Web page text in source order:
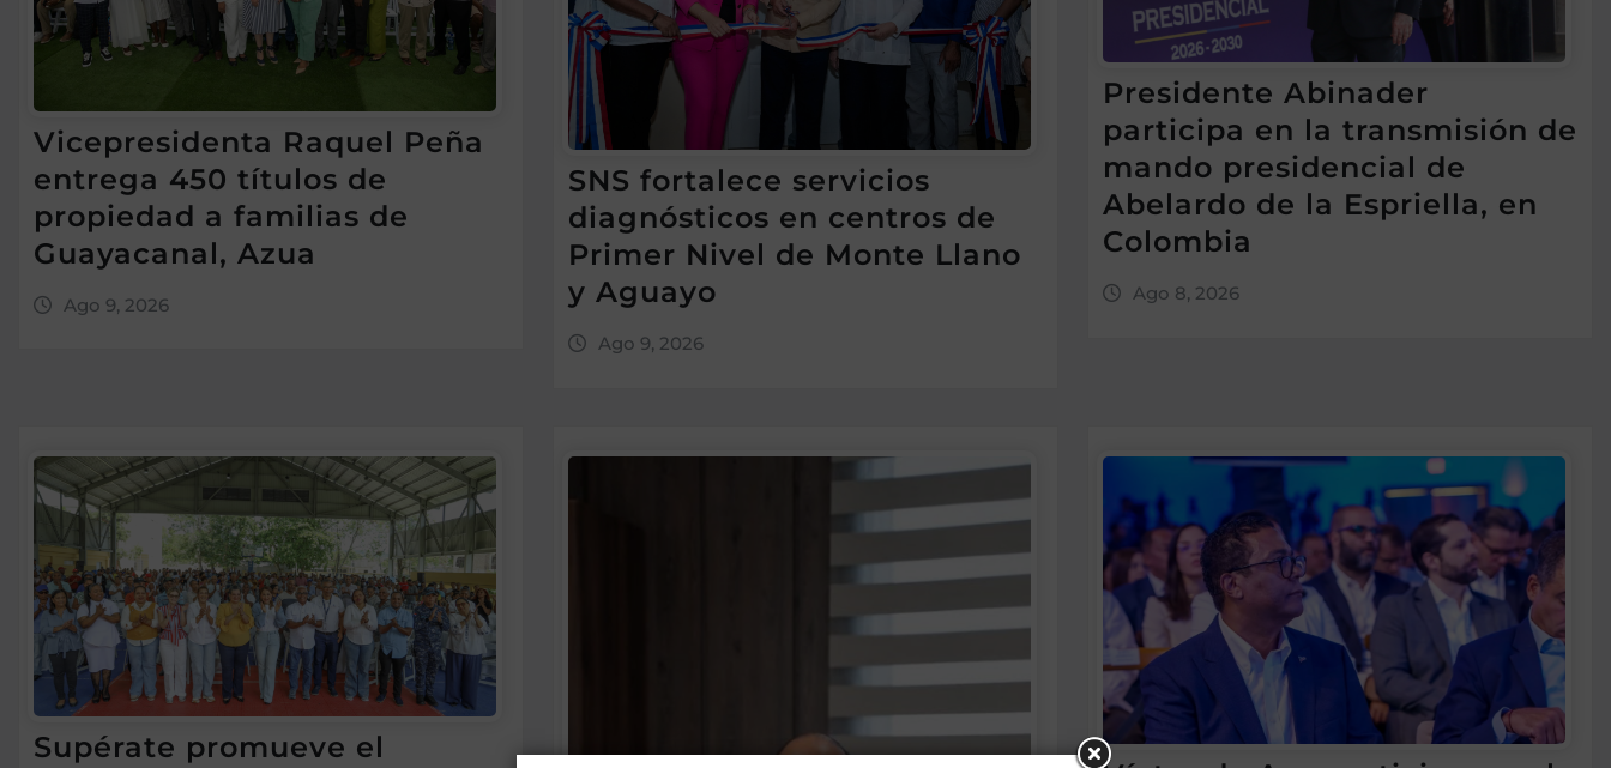
Vicepresidenta Raquel Peña
entrega 450 títulos de
propiedad a familias de
Guayacanal, Azua
Ago 9, 2026
SNS fortalece servicios
diagnósticos en centros de
Primer Nivel de Monte Llano
y Aguayo
Ago 9, 2026
Presidente Abinader
participa en la transmisión de
mando presidencial de
Abelardo de la Espriella, en
Colombia
Ago 8, 2026
Supérate promueve el